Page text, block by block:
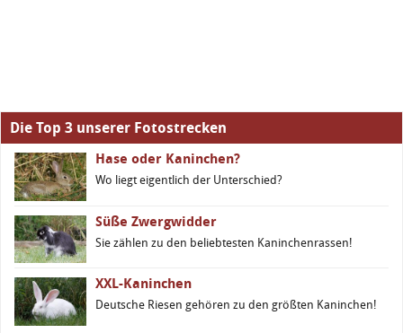
Die Top 3 unserer Fotostrecken
Hase oder Kaninchen?
Wo liegt eigentlich der Unterschied?
Süße Zwergwidder
Sie zählen zu den beliebtesten Kaninchenrassen!
XXL-Kaninchen
Deutsche Riesen gehören zu den größten Kaninchen!